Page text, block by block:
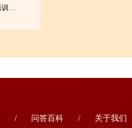
抗战教育博物馆-重庆红色教育培训基地
/ 问答百科 / 关于我们